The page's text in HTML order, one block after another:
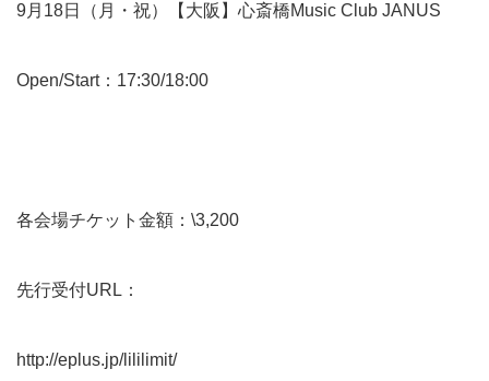
9月18日（月・祝）【大阪】心斎橋Music Club JANUS
Open/Start：17:30/18:00
各会場チケット金額：\3,200
先行受付URL：
http://eplus.jp/lililimit/